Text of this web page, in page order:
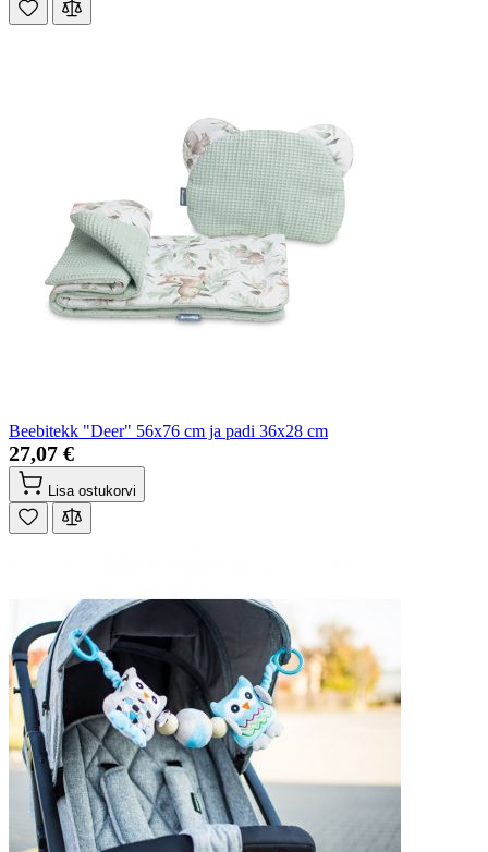
Beebitekk "Deer" 56x76 cm ja padi 36x28 cm
27,07 €
Lisa ostukorvi